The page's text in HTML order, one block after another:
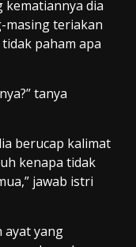
kematiannya dia
masing teriakan
paham apa
tanya
berucap kalimat
kenapa tidak
jawab istri
ayat yang